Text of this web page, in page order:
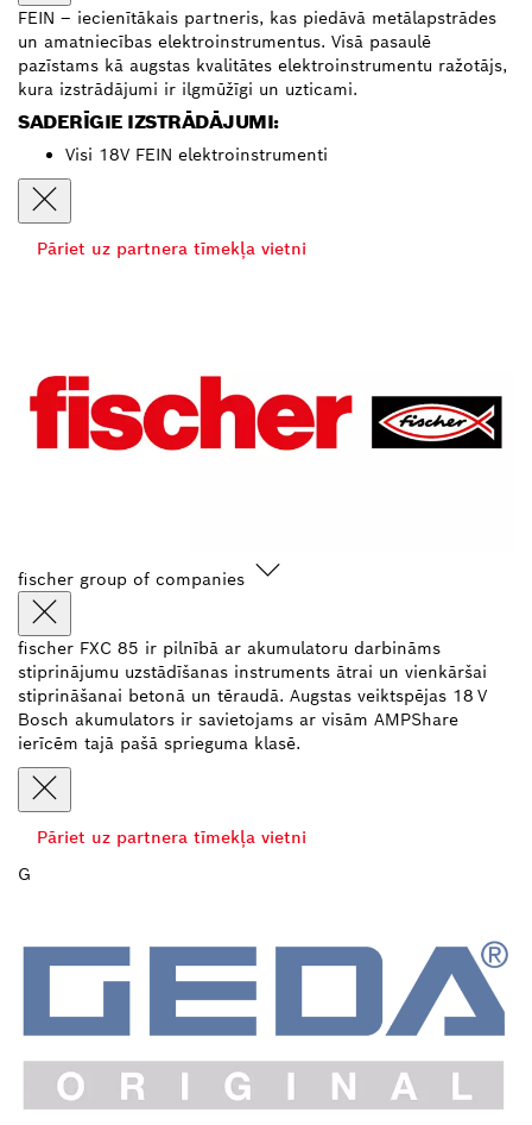
FEIN – iecienītākais partneris, kas piedāvā metālapstrādes
un amatniecības elektroinstrumentus. Visā pasaulē
pazīstams kā augstas kvalitātes elektroinstrumentu ražotājs,
kura izstrādājumi ir ilgmūžīgi un uzticami.
SADERĪGIE IZSTRĀDĀJUMI:
Visi 18V FEIN elektroinstrumenti
Pāriet uz partnera tīmekļa vietni
fischer group of companies
fischer FXC 85 ir pilnībā ar akumulatoru darbināms
stiprinājumu uzstādīšanas instruments ātrai un vienkāršai
stiprināšanai betonā un tēraudā. Augstas veiktspējas 18 V
Bosch akumulators ir savietojams ar visām AMPShare
ierīcēm tajā pašā sprieguma klasē.
Pāriet uz partnera tīmekļa vietni
G